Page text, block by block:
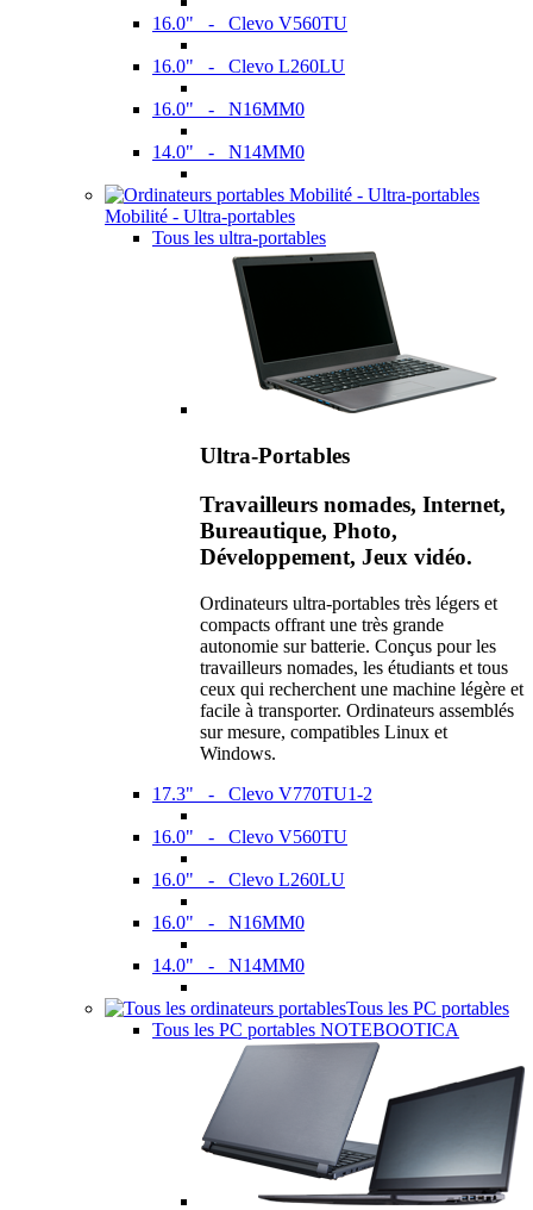
16.0" - Clevo V560TU
16.0" - Clevo L260LU
16.0" - N16MM0
14.0" - N14MM0
Mobilité - Ultra-portables
Tous les ultra-portables
Ultra-Portables
Travailleurs nomades, Internet,
Bureautique, Photo,
Développement, Jeux vidéo.
Ordinateurs ultra-portables très légers et
compacts offrant une très grande
autonomie sur batterie. Conçus pour les
travailleurs nomades, les étudiants et tous
ceux qui recherchent une machine légère et
facile à transporter. Ordinateurs assemblés
sur mesure, compatibles Linux et
Windows.
17.3" - Clevo V770TU1-2
16.0" - Clevo V560TU
16.0" - Clevo L260LU
16.0" - N16MM0
14.0" - N14MM0
Tous les PC portables
Tous les PC portables NOTEBOOTICA